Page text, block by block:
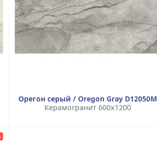
Орегон серый / Oregon Gray D12050M
Керамогранит 600x1200